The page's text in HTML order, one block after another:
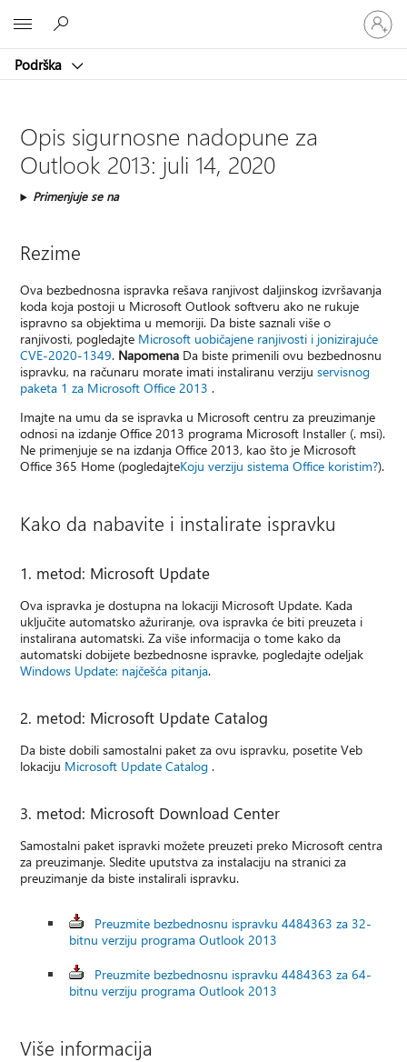
Podrška
Prijavite
se
na
Opis sigurnosne nadopune za
Outlook 2013: juli 14, 2020
Primenjuje se na
Rezime
Ova bezbednosna ispravka rešava ranjivost daljinskog izvršavanja
koda koja postoji u Microsoft Outlook softveru ako ne rukuje
ispravno sa objektima u memoriji. Da biste saznali više o
ranjivosti, pogledajte Microsoft uobičajene ranjivosti i jonizirajuće
CVE-2020-1349. Napomena Da biste primenili ovu bezbednosnu
ispravku, na računaru morate imati instaliranu verzijuservisnog
paketa 1 za Microsoft Office 2013 .
Imajte na umu da se ispravka u Microsoft centru za preuzimanje
odnosi na izdanje Office 2013 programa Microsoft Installer (. msi).
Ne primenjuje se na izdanja Office 2013, kao što je Microsoft
Office 365 Home (pogledajteKoju verziju sistema Office koristim?).
Kako da nabavite i instalirate ispravku
1. metod: Microsoft Update
Ova ispravka je dostupna na lokaciji Microsoft Update. Kada
uključite automatsko ažuriranje, ova ispravka će biti preuzeta i
instalirana automatski. Za više informacija o tome kako da
automatski dobijete bezbednosne ispravke, pogledajte odeljak
Windows Update: najčešća pitanja.
2. metod: Microsoft Update Catalog
Da biste dobili samostalni paket za ovu ispravku, posetite Veb
lokaciju Microsoft Update Catalog .
3. metod: Microsoft Download Center
Samostalni paket ispravki možete preuzeti preko Microsoft centra
za preuzimanje. Sledite uputstva za instalaciju na stranici za
preuzimanje da biste instalirali ispravku.
Preuzmite bezbednosnu ispravku 4484363 za 32-
bitnu verziju programa Outlook 2013
Preuzmite bezbednosnu ispravku 4484363 za 64-
bitnu verziju programa Outlook 2013
Više informacija